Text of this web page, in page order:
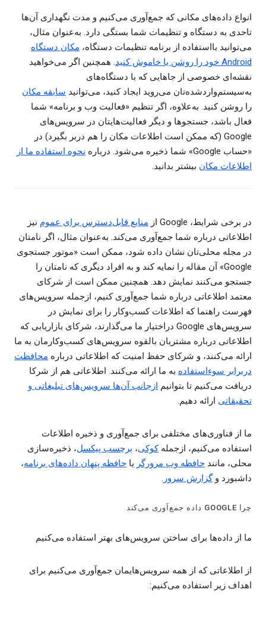
انواع داده‌های مکانی که جمع‌آوری می‌کنیم و مدت نگهداری آن‌ها
تاحدی به دستگاه و تنظیمات شما بستگی دارد. به‌عنوان مثال،
می‌توانید بااستفاده از برنامه تنظیمات دستگاه، مکان دستگاه
Android خود را روشن یا خاموش کنید
. همچنین اگر می‌خواهید
نقشه‌ای خصوصی از جاهایی که با دستگاه‌های
به‌سیستم‌واردشده‌تان می‌روید ایجاد کنید، می‌توانید سابقه مکان
را روشن کنید. به‌علاوه، اگر تنظیم «فعالیت وب و برنامه» شما
فعال باشد، جستجوها و دیگر فعالیت‌هایتان در سرویس‌های
Google (که ممکن است اطلاعات مکان را هم دربر بگیرد) در
«حساب Google» شما ذخیره می‌شود. درباره
نحوه استفاده ما از
اطلاعات مکان بیشتر بدانید.
در برخی شرایط، Google از منابع قابل‌دسترس برای عموم نیز
اطلاعاتی درباره شما جمع‌آوری می‌کند. به‌عنوان مثال، اگر نامتان
در مجله محلی‌تان نشان داده شود، ممکن است «موتور جستجوی
Google» آن مقاله را نمایه کند و به افراد دیگری که نامتان را
جستجو می‌کنند نمایش دهد. همچنین ممکن است از شرکای
معتمد اطلاعاتی درباره شما جمع‌آوری کنیم، ازجمله سرویس‌های
فهرست راهنما که اطلاعات کسب‌وکار را برای نمایش در
سرویس‌های Google دراختیار ما می‌گذارند، شرکای بازاریابی که
اطلاعاتی درباره مشتریان بالقوه سرویس‌های کسب‌وکارمان به ما
ارائه می‌کنند، و شرکای حفظ امنیت که اطلاعاتی درباره محافظت
دربرابر سوءاستفاده به ما ارائه می‌کنند. اطلاعاتی هم از شرکا
دریافت می‌کنیم تا بتوانیم ازجانب آن‌ها سرویس‌های تبلیغاتی و
تحقیقاتی ارائه دهیم.
ما از فناوری‌های مختلفی برای جمع‌آوری و ذخیره اطلاعات
استفاده می‌کنیم، ازجملهکوکی‌، برچسب پیکسل، ذخیره‌سازی
محلی، مانند حافظه وب مرورگر یا حافظه‌ پنهان داده‌های برنامه،
داشبورد وگزارش‌ سرور .
چرا GOOGLE داده جمع‌آوری می‌کند
ما از داده‌ها برای ساختن سرویس‌های بهتر استفاده می‌کنیم
از اطلاعاتی که از همه سرویس‌هایمان جمع‌آوری می‌کنیم برای
اهداف زیر استفاده می‌کنیم: